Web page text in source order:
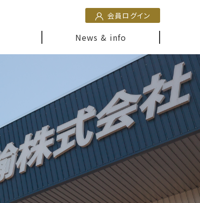
会員ログイン
News & info